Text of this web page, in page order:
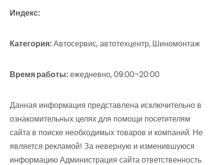
Индекс:
Категория:Автосервис, автотехцентр, Шиномонтаж
Время работы:ежедневно, 09:00–20:00
Данная информация представлена исключительно в
ознакомительных целях для помощи посетителям
сайта в поиске необходимых товаров и компаний. Не
является рекламой! За неверную и изменившуюся
информацию Администрация сайта ответственность